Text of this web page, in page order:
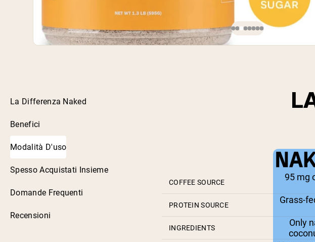
La Differenza Naked
Benefici
Modalità D'uso
Spesso Acquistati Insieme
Domande Frequenti
Recensioni
COFFEE SOURCE
95 mg
PROTEIN SOURCE
Grass-
INGREDIENTS
Only